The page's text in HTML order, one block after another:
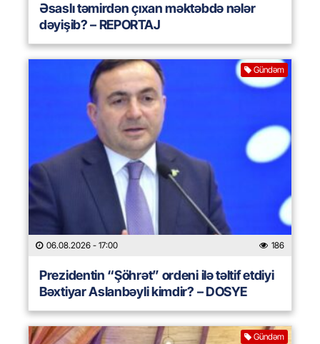
Əsaslı təmirdən çıxan məktəbdə nələr
dəyişib? – REPORTAJ
Gündəm
06.08.2026 - 17:00 186
Prezidentin “Şöhrət” ordeni ilə təltif etdiyi
Bəxtiyar Aslanbəyli kimdir? – DOSYE
Gündəm